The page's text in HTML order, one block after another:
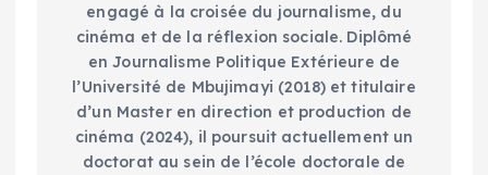
engagé à la croisée du journalisme, du
cinéma et de la réflexion sociale. Diplômé
en Journalisme Politique Extérieure de
l’Université de Mbujimayi (2018) et titulaire
d’un Master en direction et production de
cinéma (2024), il poursuit actuellement un
doctorat au sein de l’école doctorale de